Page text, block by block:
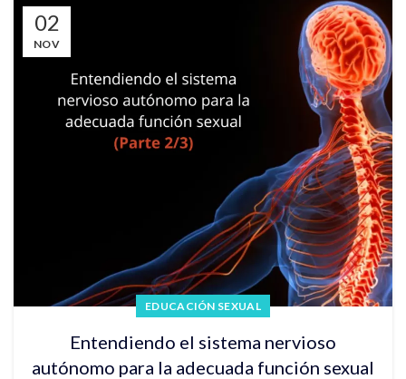
02
NOV
EDUCACIÓN SEXUAL
Entendiendo el sistema nervioso
autónomo para la adecuada función sexual